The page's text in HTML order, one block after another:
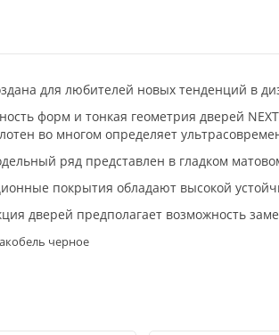
для любителей новых тенденций в
форм и тонкая геометрия дверей
во многом определяет
ряд представлен в гладком
покрытия обладают высокой
дверей предполагает возможность
черное